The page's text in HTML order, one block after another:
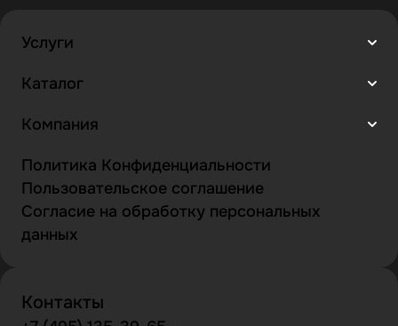
Услуги
Каталог
Компания
Политика Конфиденциальности
Пользовательское соглашение
Согласие на обработку персональных
данных
Контакты